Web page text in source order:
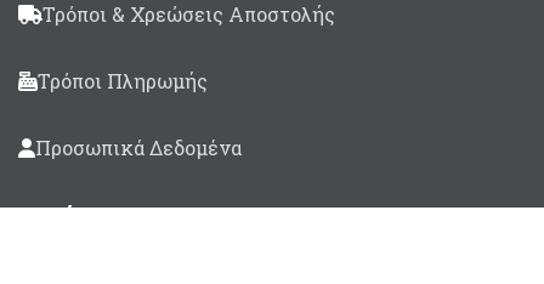
Τρόποι & Χρεώσεις Αποστολής
Τρόποι Πληρωμής
Προσωπικά Δεδομένα
Βρείτε μας